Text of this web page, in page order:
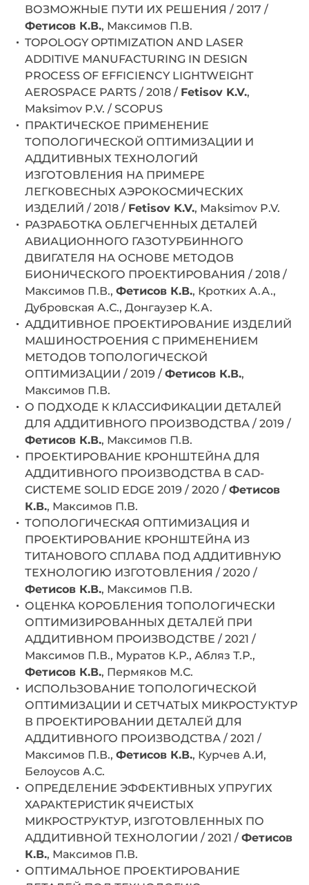
ВОЗМОЖНЫЕ ПУТИ ИХ РЕШЕНИЯ / 2017 /
Фетисов К.В., Максимов П.В.
TOPOLOGY OPTIMIZATION AND LASER
ADDITIVE MANUFACTURING IN DESIGN
PROCESS OF EFFICIENCY LIGHTWEIGHT
AEROSPACE PARTS / 2018 / Fetisov K.V.,
Maksimov P.V. / SCOPUS
ПРАКТИЧЕСКОЕ ПРИМЕНЕНИЕ
ТОПОЛОГИЧЕСКОЙ ОПТИМИЗАЦИИ И
АДДИТИВНЫХ ТЕХНОЛОГИЙ
ИЗГОТОВЛЕНИЯ НА ПРИМЕРЕ
ЛЕГКОВЕСНЫХ АЭРОКОСМИЧЕСКИХ
ИЗДЕЛИЙ / 2018 / Fetisov K.V., Maksimov P.V.
РАЗРАБОТКА ОБЛЕГЧЕННЫХ ДЕТАЛЕЙ
АВИАЦИОННОГО ГАЗОТУРБИННОГО
ДВИГАТЕЛЯ НА ОСНОВЕ МЕТОДОВ
БИОНИЧЕСКОГО ПРОЕКТИРОВАНИЯ / 2018 /
Максимов П.В., Фетисов К.В., Кротких А.А.,
Дубровская А.С., Донгаузер К.А.
АДДИТИВНОЕ ПРОЕКТИРОВАНИЕ ИЗДЕЛИЙ
МАШИНОСТРОЕНИЯ С ПРИМЕНЕНИЕМ
МЕТОДОВ ТОПОЛОГИЧЕСКОЙ
ОПТИМИЗАЦИИ / 2019 /Фетисов К.В.,
Максимов П.В.
О ПОДХОДЕ К КЛАССИФИКАЦИИ ДЕТАЛЕЙ
ДЛЯ АДДИТИВНОГО ПРОИЗВОДСТВА / 2019 /
Фетисов К.В., Максимов П.В.
ПРОЕКТИРОВАНИЕ КРОНШТЕЙНА ДЛЯ
АДДИТИВНОГО ПРОИЗВОДСТВА В CAD-
СИСТЕМЕ SOLID EDGE 2019 / 2020 /Фетисов
К.В., Максимов П.В.
ТОПОЛОГИЧЕСКАЯ ОПТИМИЗАЦИЯ И
ПРОЕКТИРОВАНИЕ КРОНШТЕЙНА ИЗ
ТИТАНОВОГО СПЛАВА ПОД АДДИТИВНУЮ
ТЕХНОЛОГИЮ ИЗГОТОВЛЕНИЯ / 2020 /
Фетисов К.В., Максимов П.В.
ОЦЕНКА КОРОБЛЕНИЯ ТОПОЛОГИЧЕСКИ
ОПТИМИЗИРОВАННЫХ ДЕТАЛЕЙ ПРИ
АДДИТИВНОМ ПРОИЗВОДСТВЕ / 2021 /
Максимов П.В., Муратов К.Р., Абляз Т.Р.,
Фетисов К.В., Пермяков М.С.
ИСПОЛЬЗОВАНИЕ ТОПОЛОГИЧЕСКОЙ
ОПТИМИЗАЦИИ И СЕТЧАТЫХ МИКРОСТУКТУР
В ПРОЕКТИРОВАНИИ ДЕТАЛЕЙ ДЛЯ
АДДИТИВНОГО ПРОИЗВОДСТВА / 2021 /
Максимов П.В., Фетисов К.В., Курчев А.И,
Белоусов А.С.
ОПРЕДЕЛЕНИЕ ЭФФЕКТИВНЫХ УПРУГИХ
ХАРАКТЕРИСТИК ЯЧЕИСТЫХ
МИКРОСТРУКТУР, ИЗГОТОВЛЕННЫХ ПО
АДДИТИВНОЙ ТЕХНОЛОГИИ / 2021 /Фетисов
К.В., Максимов П.В.
ОПТИМАЛЬНОЕ ПРОЕКТИРОВАНИЕ